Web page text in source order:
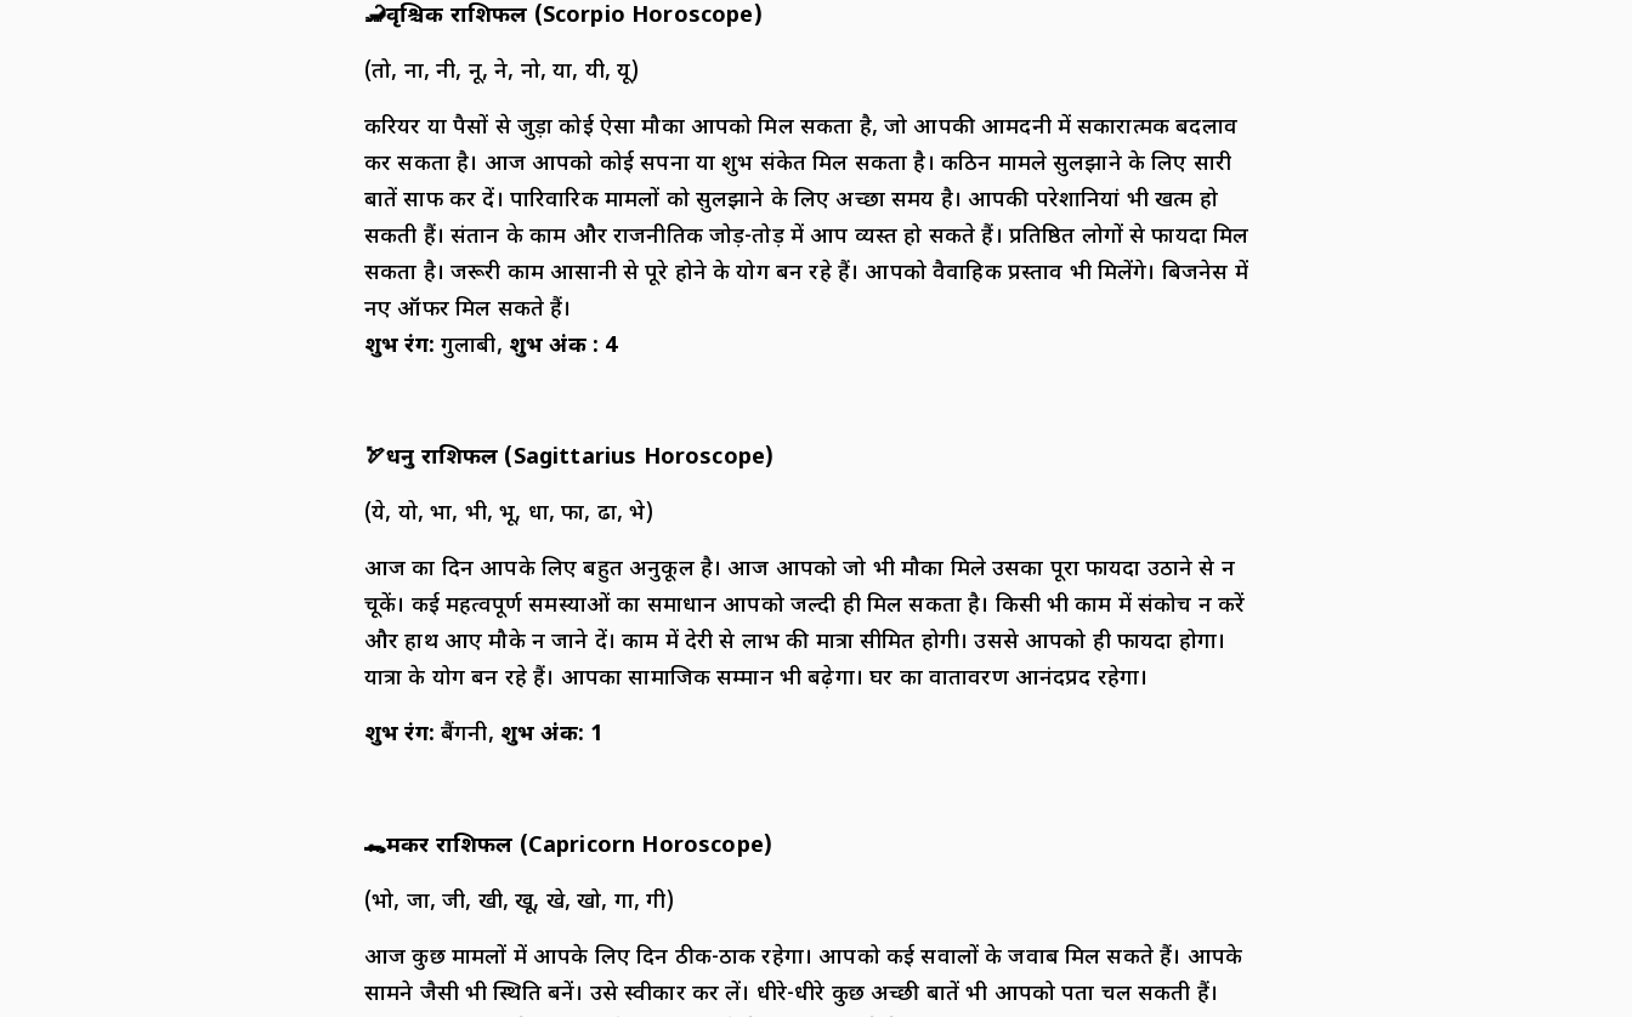
🦂वृश्चिक राशिफल (Scorpio Horoscope)
(तो, ना, नी, नू, ने, नो, या, यी, यू)
करियर या पैसों से जुड़ा कोई ऐसा मौका आपको मिल सकता है, जो आपकी आमदनी में सकारात्मक बदलाव
कर सकता है। आज आपको कोई सपना या शुभ संकेत मिल सकता है। कठिन मामले सुलझाने के लिए सारी
बातें साफ कर दें। पारिवारिक मामलों को सुलझाने के लिए अच्छा समय है। आपकी परेशानियां भी खत्म हो
सकती हैं। संतान के काम और राजनीतिक जोड़-तोड़ में आप व्यस्त हो सकते हैं। प्रतिष्ठित लोगों से फायदा मिल
सकता है। जरूरी काम आसानी से पूरे होने के योग बन रहे हैं। आपको वैवाहिक प्रस्ताव भी मिलेंगे। बिजनेस में
नए ऑफर मिल सकते हैं।
शुभ रंग:गुलाबी, शुभ अंक: 4
🏹धनु राशिफल (Sagittarius Horoscope)
(ये, यो, भा, भी, भू, धा, फा, ढा, भे)
आज का दिन आपके लिए बहुत अनुकूल है। आज आपको जो भी मौका मिले उसका पूरा फायदा उठाने से न
चूकें। कई महत्वपूर्ण समस्याओं का समाधान आपको जल्दी ही मिल सकता है। किसी भी काम में संकोच न करें
और हाथ आए मौके न जाने दें। काम में देरी से लाभ की मात्रा सीमित होगी। उससे आपको ही फायदा होगा।
यात्रा के योग बन रहे हैं। आपका सामाजिक सम्मान भी बढ़ेगा। घर का वातावरण आनंदप्रद रहेगा।
शुभ रंग:बैंगनी, शुभ अंक: 1
🐊मकर राशिफल (Capricorn Horoscope)
(भो, जा, जी, खी, खू, खे, खो, गा, गी)
आज कुछ मामलों में आपके लिए दिन ठीक-ठाक रहेगा। आपको कई सवालों के जवाब मिल सकते हैं। आपके
सामने जैसी भी स्थिति बनें। उसे स्वीकार कर लें। धीरे-धीरे कुछ अच्छी बातें भी आपको पता चल सकती हैं।